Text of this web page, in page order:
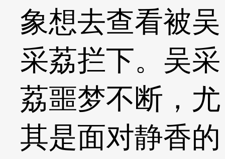
象想去查看被吴
采荔拦下。吴采
荔噩梦不断，尤
其是面对静香的